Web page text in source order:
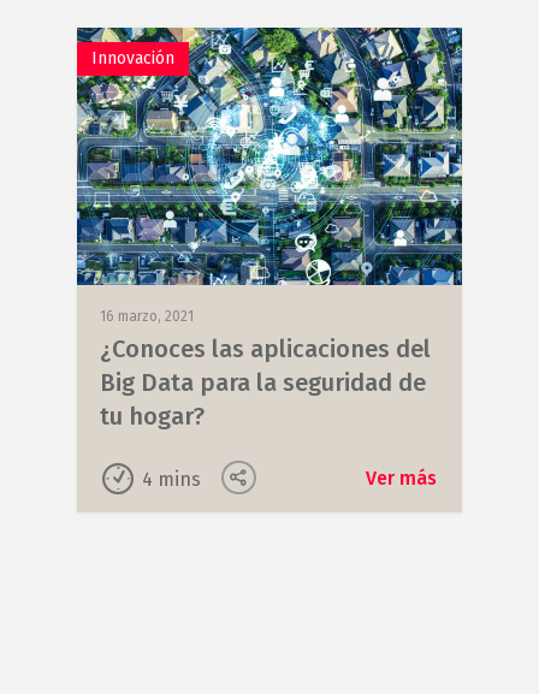
Innovación
16 marzo, 2021
¿Conoces las aplicaciones del
Big Data para la seguridad de
tu hogar?
4 mins Ver más